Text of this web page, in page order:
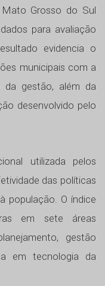
Grosso do Sul
para avaliação
evidencia o
municipais com a
da gestão, além da
desenvolvido pelo
utilizada pelos
das políticas
população. O índice
em sete áreas
gestão
em tecnologia da